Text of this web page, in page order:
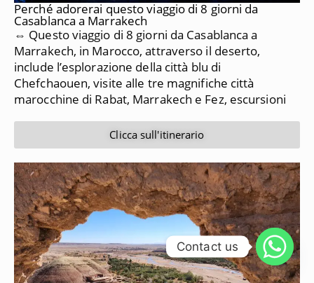
Perché adorerai questo viaggio di 8 giorni da
Casablanca a Marrakech
⇔ Questo viaggio di 8 giorni da Casablanca a
Marrakech, in Marocco, attraverso il deserto,
include l’esplorazione della città blu di
Chefchaouen, visite alle tre magnifiche città
marocchine di Rabat, Marrakech e Fez, escursioni
Clicca sull'itinerario
Contact us